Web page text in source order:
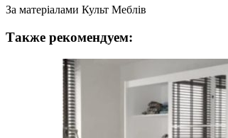
За матеріалами Культ Меблів
Также рекомендуем: